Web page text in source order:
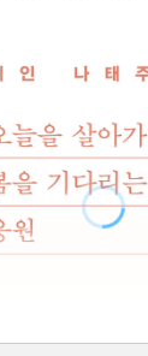
이다. 동시에 차
래된 충고 / 서로
부탁 / 세상의 딸
기적의 사람 / 언
/ 꽃필 때 / 어떤
문 / 귀를 씻으며 /